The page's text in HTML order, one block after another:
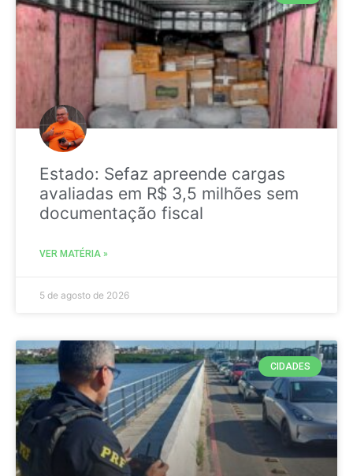
Estado: Sefaz apreende cargas
avaliadas em R$ 3,5 milhões sem
documentação fiscal
VER MATÉRIA »
5 de agosto de 2026
CIDADES